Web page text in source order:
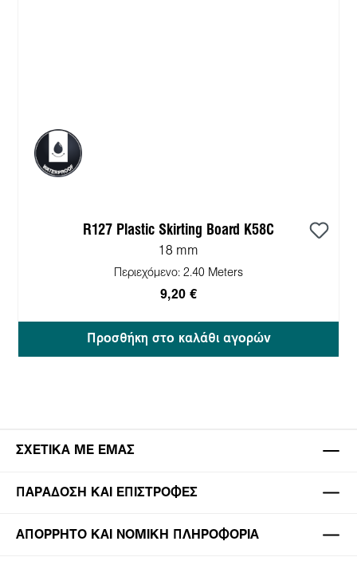
R127 Plastic Skirting Board K58C
18 mm
Περιεχόμενο: 2.40 Meters
9,20 €
Προσθήκη στο καλάθι αγορών
ΣΧΕΤΙΚΆ ΜΕ ΕΜΆΣ
ΠΑΡΆΔΟΣΗ ΚΑΙ ΕΠΙΣΤΡΟΦΈΣ
ΑΠΌΡΡΗΤΟ ΚΑΙ ΝΟΜΙΚΉ ΠΛΗΡΟΦΟΡΊΑ